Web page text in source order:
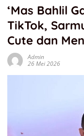
‘Mas Bahlil
TikTok,
Cute dan
Admin
26 Mei 2026